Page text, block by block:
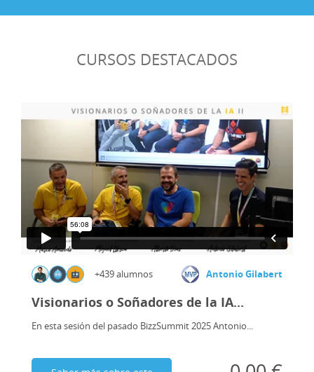
CURSOS DESTACADOS
+439 alumnos Antonio Gilabert
Visionarios o Soñadores de la IA...
En esta sesión del pasado BizzSummit 2025 Antonio...